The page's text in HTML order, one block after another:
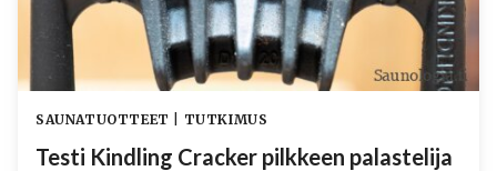
SAUNATUOTTEET TUTKIMUS
Testi Kindling Cracker pilkkeen palastelija